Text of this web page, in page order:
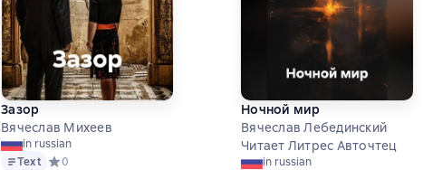
Зазор
Вячеслав Михеев
in russian
Text Средний рейтинг 0 на основе 0 оценок
0
Ночной мир
Вячеслав Лебединский
Читает Литрес Авточтец
in russian